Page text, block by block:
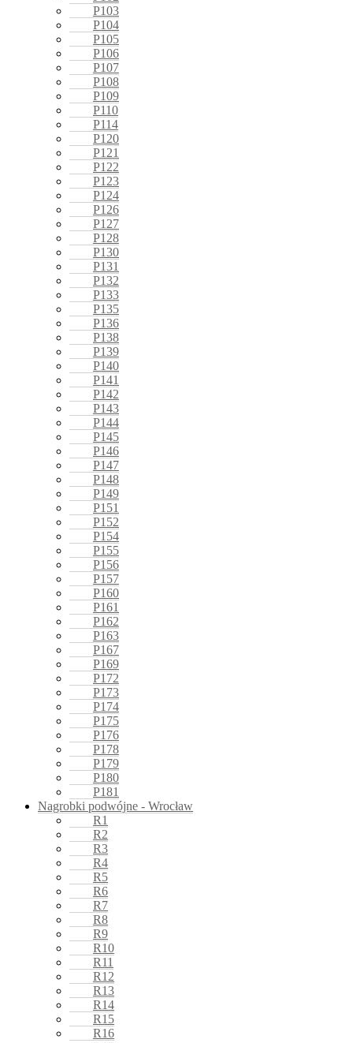
P103
P104
P105
P106
P107
P108
P109
P110
P114
P120
P121
P122
P123
P124
P126
P127
P128
P130
P131
P132
P133
P135
P136
P138
P139
P140
P141
P142
P143
P144
P145
P146
P147
P148
P149
P151
P152
P154
P155
P156
P157
P160
P161
P162
P163
P167
P169
P172
P173
P174
P175
P176
P178
P179
P180
P181
Nagrobki podwójne - Wrocław
R1
R2
R3
R4
R5
R6
R7
R8
R9
R10
R11
R12
R13
R14
R15
R16